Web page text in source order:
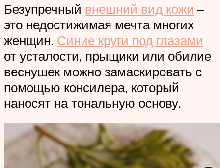
Безупречный внешний вид кожи –
это недостижимая мечта многих
женщин. Синие круги под глазами
от усталости, прыщики или обилие
веснушек можно замаскировать с
помощью консилера, который
наносят на тональную основу.